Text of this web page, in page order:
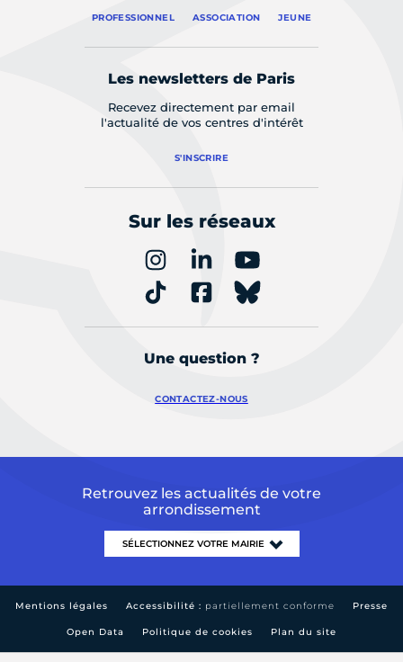
PROFESSIONNEL ASSOCIATION JEUNE
Les newsletters de Paris
Recevez directement par email
l'actualité de vos centres d'intérêt
S'INSCRIRE
Sur les réseaux
Une question ?
CONTACTEZ-NOUS
Retrouvez les actualités de votre
arrondissement
Mentions légales Accessibilité : partiellement conforme Presse
Open Data Politique de cookies Plan du site